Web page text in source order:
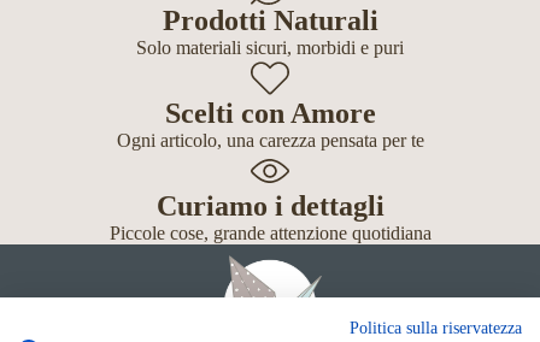
Prodotti Naturali
Solo materiali sicuri, morbidi e puri
Scelti con Amore
Ogni articolo, una carezza pensata per te
Curiamo i dettagli
Piccole cose, grande attenzione quotidiana
Politica sulla riservatezza